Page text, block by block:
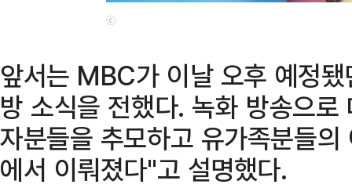
ⓒ
앞서는 MBC가 이날 오후 예정
방 소식을 전했다. 녹화 방송으
자분들을 추모하고 유가족분들
에서 이뤄졌다"고 설명했다.